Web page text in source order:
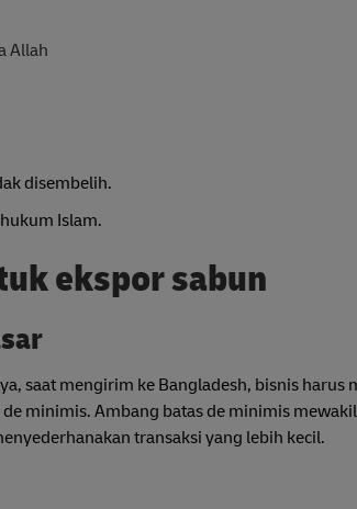
Allah
disembelih.
Islam.
ekspor sabun
saat mengirim ke Bangladesh, bisnis harus
minimis. Ambang batas de minimis
transaksi yang lebih kecil.